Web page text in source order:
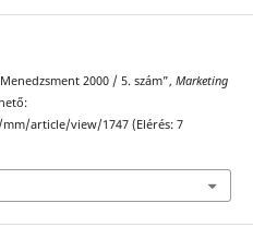
2000 / 5. szám”, Marketing
article/view/1747 (Elérés: 7